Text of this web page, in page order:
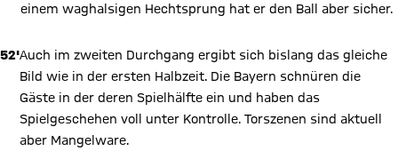
einem waghalsigen Hechtsprung hat er den Ball aber sicher.
52'Auch im zweiten Durchgang ergibt sich bislang das gleiche
Bild wie in der ersten Halbzeit. Die Bayern schnüren die
Gäste in der deren Spielhälfte ein und haben das
Spielgeschehen voll unter Kontrolle. Torszenen sind aktuell
aber Mangelware.